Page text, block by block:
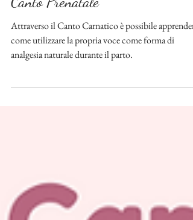
Preparazione al Parto Dolce con il
Canto Prenatale
Attraverso il Canto Carnatico è possibile apprendere
analgesia naturale durante il parto.